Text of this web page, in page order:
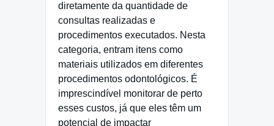
diretamente da quantidade de
consultas realizadas e
procedimentos executados. Nesta
categoria, entram itens como
materiais utilizados em diferentes
procedimentos odontológicos. É
imprescindível monitorar de perto
esses custos, já que eles têm um
potencial de impactar